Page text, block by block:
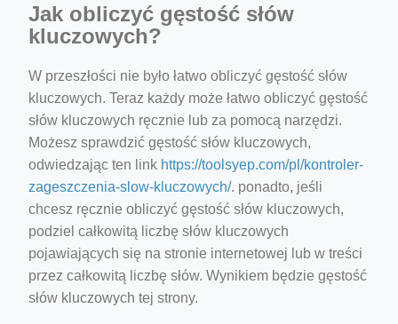
Jak obliczyć gęstość słów
kluczowych?
W przeszłości nie było łatwo obliczyć gęstość słów
kluczowych. Teraz każdy może łatwo obliczyć gęstość
słów kluczowych ręcznie lub za pomocą narzędzi.
Możesz sprawdzić gęstość słów kluczowych,
odwiedzając ten link https://toolsyep.com/pl/kontroler-
zageszczenia-slow-kluczowych/. ponadto, jeśli
chcesz ręcznie obliczyć gęstość słów kluczowych,
podziel całkowitą liczbę słów kluczowych
pojawiających się na stronie internetowej lub w treści
przez całkowitą liczbę słów. Wynikiem będzie gęstość
słów kluczowych tej strony.